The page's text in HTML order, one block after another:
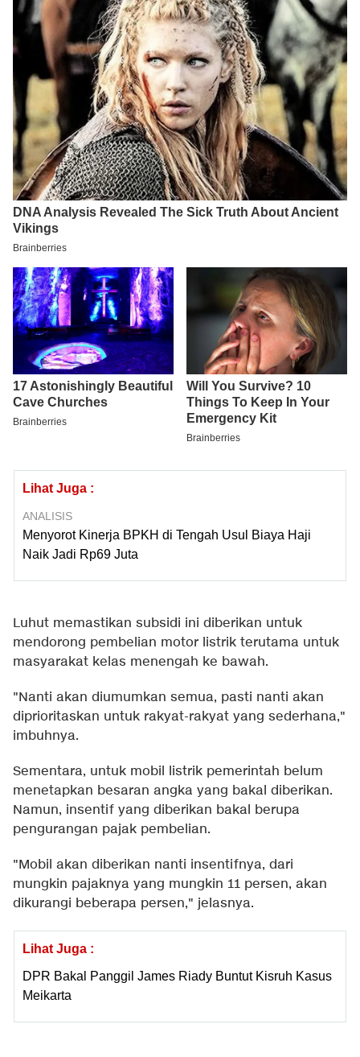
Lihat Juga :
ANALISIS
Menyorot Kinerja BPKH di Tengah Usul Biaya Haji
Naik Jadi Rp69 Juta
Luhut memastikan subsidi ini diberikan untuk
mendorong pembelian motor listrik terutama untuk
masyarakat kelas menengah ke bawah.
"Nanti akan diumumkan semua, pasti nanti akan
diprioritaskan untuk rakyat-rakyat yang sederhana,"
imbuhnya.
Sementara, untuk mobil listrik pemerintah belum
menetapkan besaran angka yang bakal diberikan.
Namun, insentif yang diberikan bakal berupa
pengurangan pajak pembelian.
"Mobil akan diberikan nanti insentifnya, dari
mungkin pajaknya yang mungkin 11 persen, akan
dikurangi beberapa persen," jelasnya.
Lihat Juga :
DPR Bakal Panggil James Riady Buntut Kisruh Kasus
Meikarta